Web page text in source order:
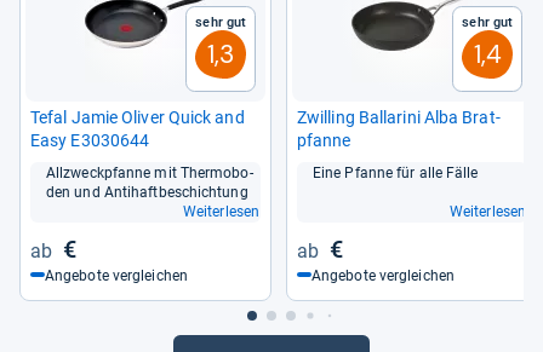
Sehr gut
1,3
Tefal Jamie Oli­ver Quick and
Easy E3030644
All­zweck­pfanne mit Thermo­bo­
den und Anti­haft­be­schich­tung
Weiterlesen
€
Angebote vergleichen
Sehr gut
1,4
Zwil­ling Ball­a­rini Alba Brat­
pfanne
Eine Pfanne für alle Fälle
Weiterlesen
€
Angebote vergleichen